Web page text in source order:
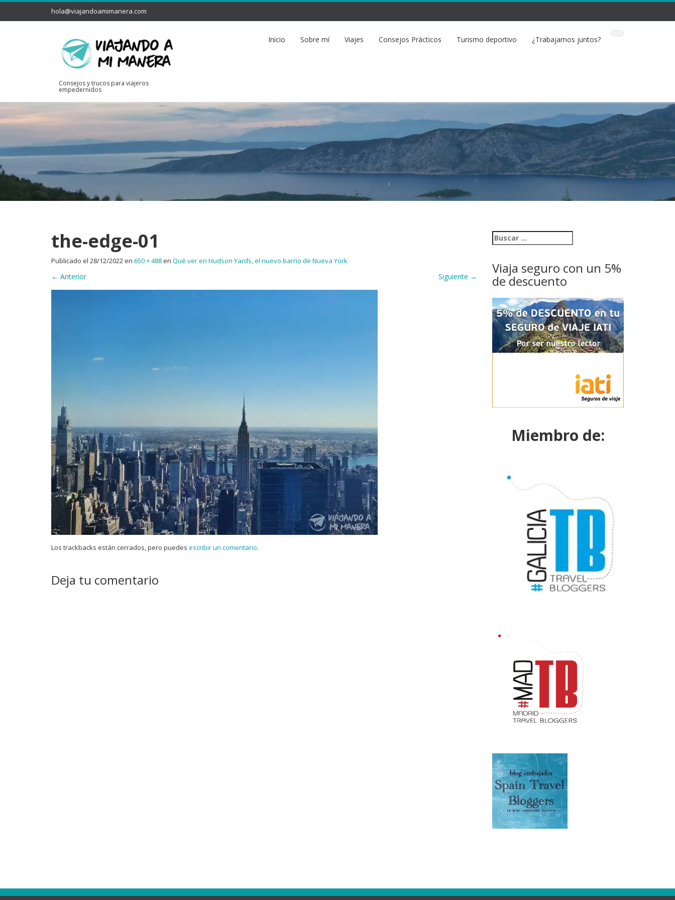
hola@viajandoamimanera.com
Consejos y trucos para viajeros
empedernidos
Inicio Sobre mí Viajes Consejos Prácticos Turismo deportivo ¿Trabajamos juntos?
the-edge-01
Publicado el 28/12/2022en 650 × 488en Qué ver en Hudson Yards, el nuevo barrio de Nueva York
← Anterior Siguiente →
Los trackbacks están cerrados, pero puedes escribir un comentario.
Deja tu comentario
Viaja seguro con un 5%
de descuento
Miembro de: